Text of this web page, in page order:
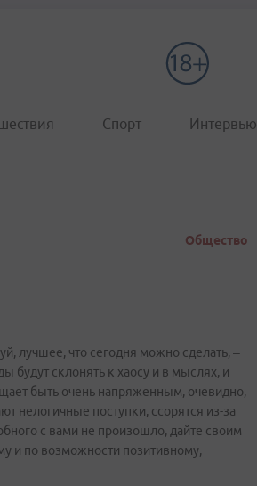
Спорт Интервью
Общество
лучшее, что сегодня можно сделать, –
будут склонять к хаосу и в мыслях, и
быть очень напряженным, очевидно,
нелогичные поступки, ссорятся из-за
с вами не произошло, дайте своим
и по возможности позитивному,